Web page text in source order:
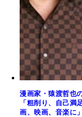
漫画家・猿渡哲也
「粗削り、自己
画、映画、音楽に」